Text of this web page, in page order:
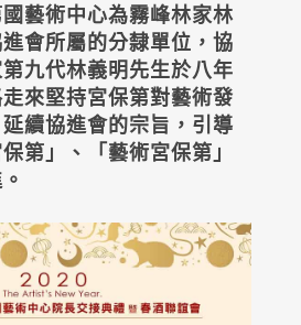
藝術中心為霧峰林家林
會所屬的分隸單位，協
九代林義明先生於八年
來堅持宮保第對藝術發
續協進會的宗旨，引導
第」、「藝術宮保第」